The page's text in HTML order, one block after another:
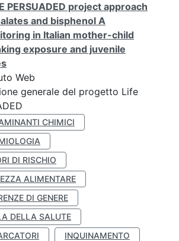
PERSUADED project approach
and bisphenol A
in Italian mother-child
exposure and juvenile
Web
generale del progetto Life
CHIMICI
DI RISCHIO
ALIMENTARE
DI GENERE
DELLA SALUTE
INQUINAMENTO